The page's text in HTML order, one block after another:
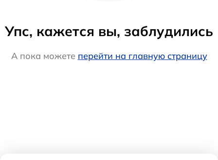
Упс, кажется вы, заблудились
А пока можете перейти на главную страницу